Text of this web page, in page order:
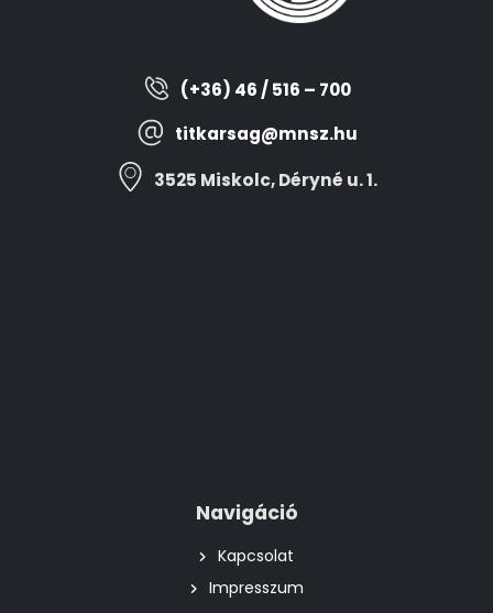
(+36) 46 / 516 – 700
titkarsag@mnsz.hu
3525 Miskolc, Déryné u. 1.
Navigáció
Kapcsolat
Impresszum